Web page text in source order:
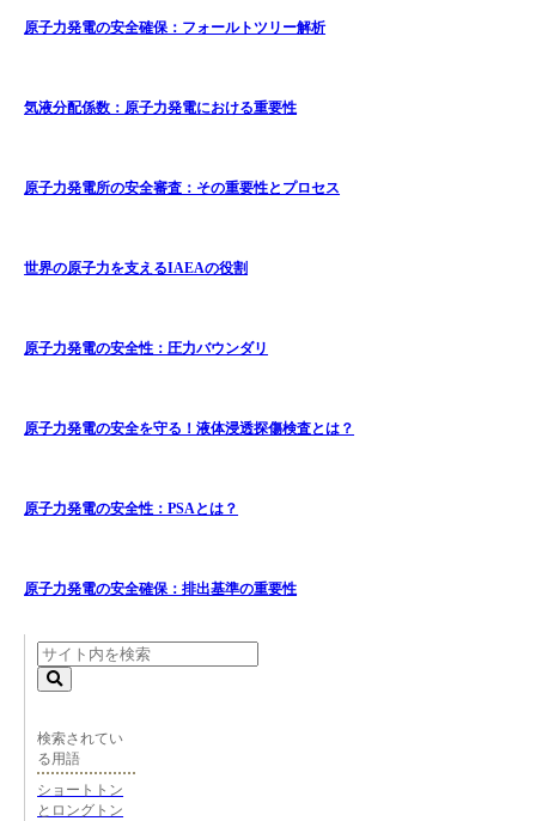
原子力発電の安全確保：フォールトツリー解析
気液分配係数：原子力発電における重要性
原子力発電所の安全審査：その重要性とプロセス
世界の原子力を支えるIAEAの役割
原子力発電の安全性：圧力バウンダリ
原子力発電の安全を守る！液体浸透探傷検査とは？
原子力発電の安全性：PSAとは？
原子力発電の安全確保：排出基準の重要性
検索されてい
る用語
ショートトン
とロングトン